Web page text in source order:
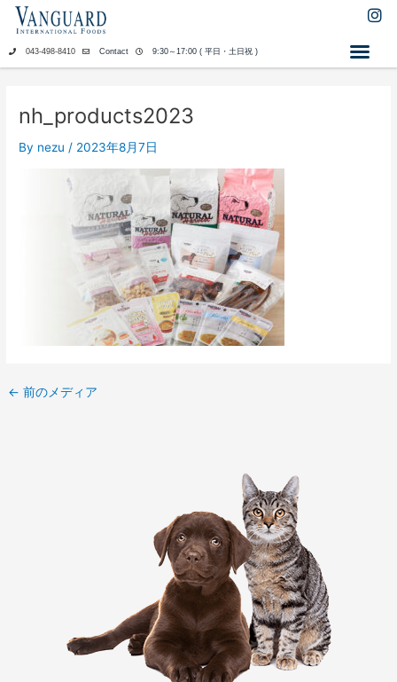
ス
I
043-498-8410 Contact 9:30～17:00 ( 平日・土日祝 )
nh_products2023
By nezu / 2023年8月7日
← 前のメディア